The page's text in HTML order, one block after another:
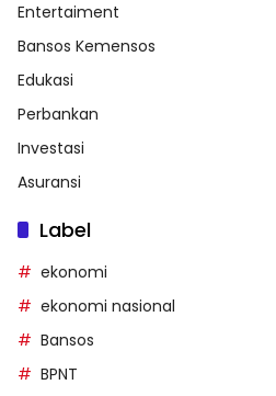
Entertaiment
Bansos Kemensos
Edukasi
Perbankan
Investasi
Asuransi
Label
ekonomi
ekonomi nasional
Bansos
BPNT